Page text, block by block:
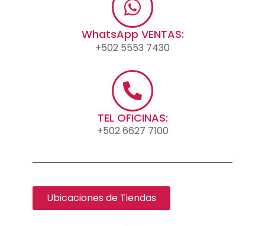
WhatsApp VENTAS:
+502 5553 7430
TEL OFICINAS:
+502 6627 7100
Ubicaciones de Tiendas